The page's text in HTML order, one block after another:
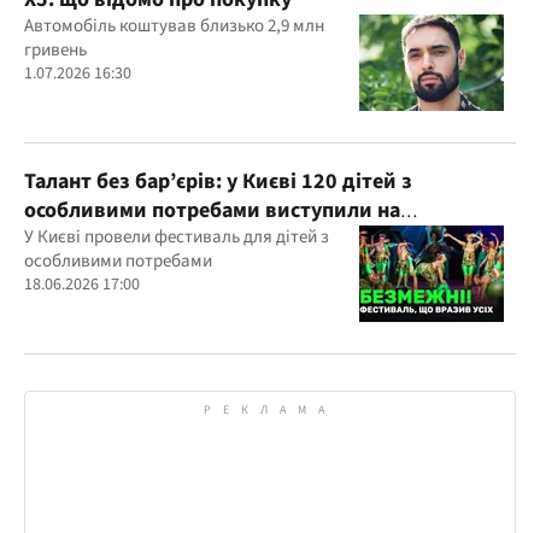
Автомобіль коштував близько 2,9 млн
гривень
1.07.2026 16:30
Талант без бар’єрів: у Києві 120 дітей з
особливими потребами виступили на
всеукраїнському фестивалі
У Києві провели фестиваль для дітей з
особливими потребами
18.06.2026 17:00